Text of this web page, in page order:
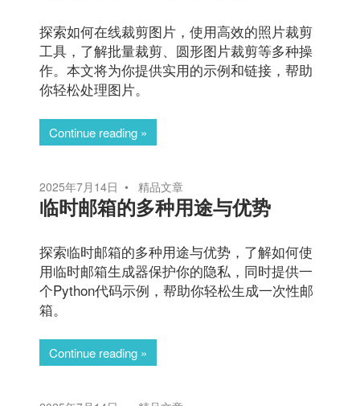
探索如何在线裁剪图片，使用高效的照片裁剪
工具，了解批量裁剪、圆形图片裁剪等多种操
作。本文将为你提供实用的示例和链接，帮助
你轻松处理图片。
Continue reading
2025年7月14日 精品文章
临时邮箱的多种用途与优势
探索临时邮箱的多种用途与优势，了解如何使
用临时邮箱生成器保护你的隐私，同时提供一
个Python代码示例，帮助你轻松生成一次性邮
箱。
Continue reading